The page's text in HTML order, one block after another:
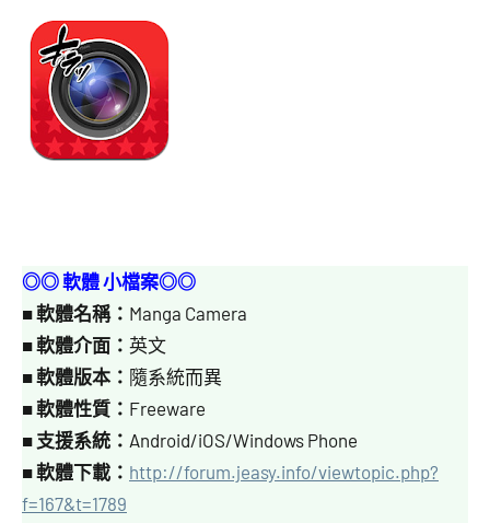
◎◎ 軟體 小檔案◎◎
■軟體名稱： Manga Camera
■軟體介面： 英文
■軟體版本： 隨系統而異
■軟體性質： Freeware
■ 支援系統： Android/iOS/Windows Phone
■軟體下載： http://forum.jeasy.info/viewtopic.php?
f=167&t=1789